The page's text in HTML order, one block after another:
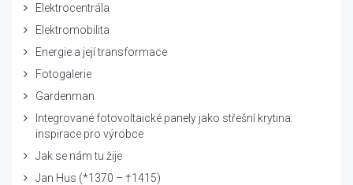
Elektrocentrála
Elektromobilita
Energie a její transformace
Fotogalerie
Gardenman
Integrované fotovoltaické panely jako střešní krytina:
inspirace pro výrobce
Jak se nám tu žije
Jan Hus (*1370 – †1415)